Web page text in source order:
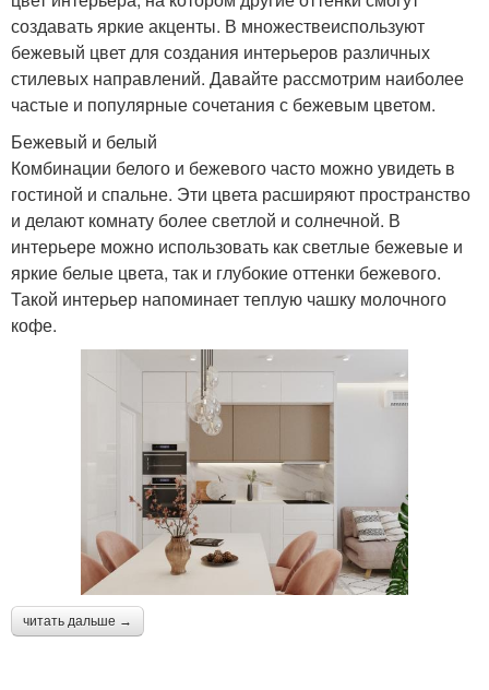
создавать яркие акценты. В множествеиспользуют
бежевый цвет для создания интерьеров различных
стилевых направлений. Давайте рассмотрим наиболее
частые и популярные сочетания с бежевым цветом.
Бежевый и белый
Комбинации белого и бежевого часто можно увидеть в
гостиной и спальне. Эти цвета расширяют пространство
и делают комнату более светлой и солнечной. В
интерьере можно использовать как светлые бежевые и
яркие белые цвета, так и глубокие оттенки бежевого.
Такой интерьер напоминает теплую чашку молочного
кофе.
читать дальше →